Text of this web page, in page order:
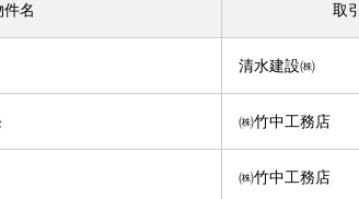
件名 取
清水建設㈱
㈱竹中工務店
㈱竹中工務店